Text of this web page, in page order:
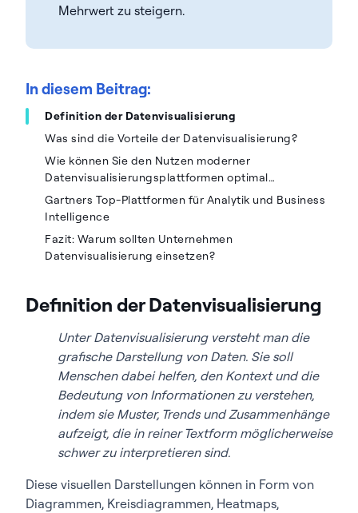
Mehrwert zu steigern.
In diesem Beitrag:
Definition der Datenvisualisierung
Was sind die Vorteile der Datenvisualisierung?
Wie können Sie den Nutzen moderner
Datenvisualisierungsplattformen optimal
ausschöpfen?
Gartners Top-Plattformen für Analytik und Business
Intelligence
Fazit: Warum sollten Unternehmen
Datenvisualisierung einsetzen?
Definition der Datenvisualisierung
Unter Datenvisualisierung versteht man die
grafische Darstellung von Daten. Sie soll
Menschen dabei helfen, den Kontext und die
Bedeutung von Informationen zu verstehen,
indem sie Muster, Trends und Zusammenhänge
aufzeigt, die in reiner Textform möglicherweise
schwer zu interpretieren sind.
Diese visuellen Darstellungen können in Form von
Diagrammen, Kreisdiagrammen, Heatmaps,